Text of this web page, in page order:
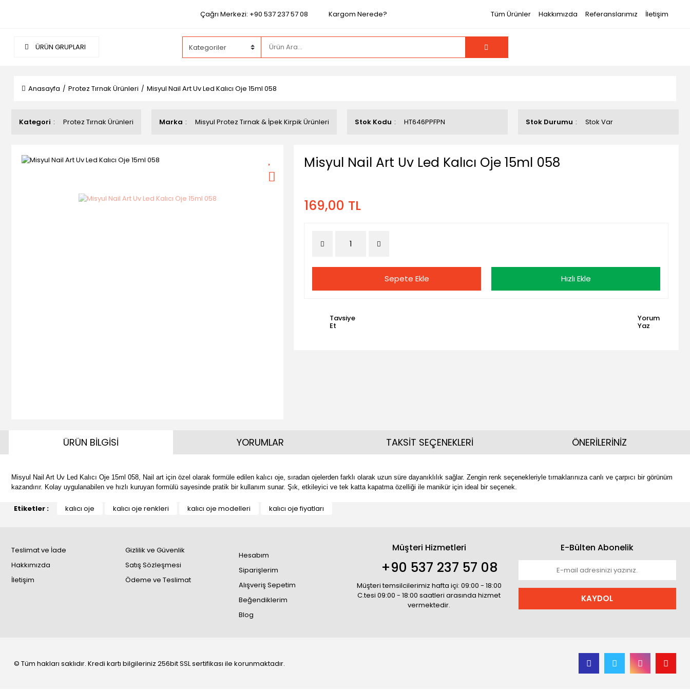
Çağrı Merkezi: +90 537 237 57 08 Kargom Nerede? Tüm Ürünler Hakkımızda Referanslarımız İletişim
ÜRÜN GRUPLARI
Anasayfa Protez Tırnak Ürünleri Misyul Nail Art Uv Led Kalıcı Oje 15ml 058
Kategori Protez Tırnak Ürünleri Marka Misyul Protez Tırnak & İpek Kirpik Ürünleri Stok Kodu HT646PPFPN Stok Durumu Stok Var
Misyul Nail Art Uv Led Kalıcı Oje 15ml 058
169,00 TL
Sepete Ekle Hızlı Ekle
Tavsiye
Et
Yorum
Yaz
ÜRÜN BİLGİSİ
Misyul Nail Art Uv Led Kalıcı Oje 15ml 058, Nail art için özel olarak formüle edilen kalıcı oje, sıradan ojelerden farklı olarak uzun süre dayanıklılık sağlar. Zengin renk seçenekleriyle tırnaklarınıza canlı ve çarpıcı bir görünüm
kazandırır. Kolay uygulanabilen ve hızlı kuruyan formülü sayesinde pratik bir kullanım sunar. Şık, etkileyici ve tek katta kapatma özelliği ile manikür için ideal bir seçenek.
YORUMLAR TAKSİT SEÇENEKLERİ ÖNERİLERİNİZ
Etiketler : kalıcı oje kalıcı oje renkleri kalıcı oje modelleri kalıcı oje fiyatları
Teslimat ve İade
Hakkımızda
İletişim
Gizlilik ve Güvenlik
Satış Sözleşmesi
Ödeme ve Teslimat
Hesabım
Siparişlerim
Alışveriş Sepetim
Beğendiklerim
Blog
Müşteri Hizmetleri
+90 537 237 57 08
Müşteri temsilcilerimiz hafta içi: 09:00 - 18:00
C.tesi 09:00 - 18:00 saatleri arasında hizmet
vermektedir.
E-Bülten Abonelik
KAYDOL
© Tüm hakları saklıdır. Kredi kartı bilgileriniz 256bit SSL sertifikası ile korunmaktadır.